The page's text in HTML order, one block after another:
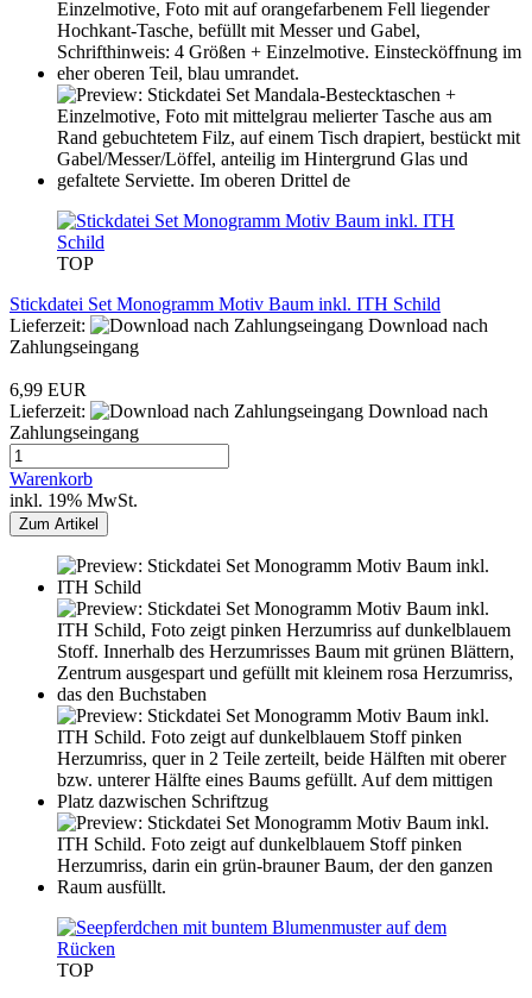
TOP
Stickdatei Set Monogramm Motiv Baum inkl. ITH Schild
Lieferzeit:
Download nach
Zahlungseingang
6,99 EUR
Lieferzeit:
Download nach
Zahlungseingang
Warenkorb
inkl. 19% MwSt.
Zum Artikel
TOP